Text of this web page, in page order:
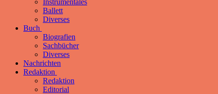
Ballett
Diverses
Buch
Biografien
Sachbücher
Diverses
Nachrichten
Redaktion
Redaktion
Editorial